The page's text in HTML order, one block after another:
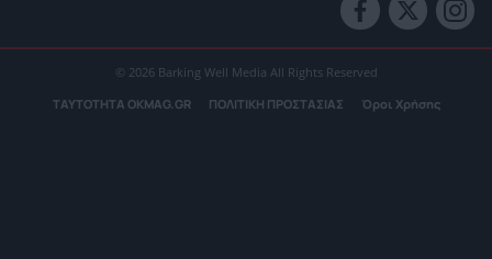
© 2026 Barking Well Media All Rights Reserved
ΤΑΥΤΟΤΗΤΑ OKMAG.GR ΠΟΛΙΤΙΚΗ ΠΡΟΣΤΑΣΙΑΣ Όροι Χρήσης